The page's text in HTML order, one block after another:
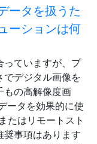
ータを扱うた
ーションは何
っていますが、プ
でデジタル画像を
もの高解像度画
ータを効果的に使
たはリモートスト
奨事項はあります